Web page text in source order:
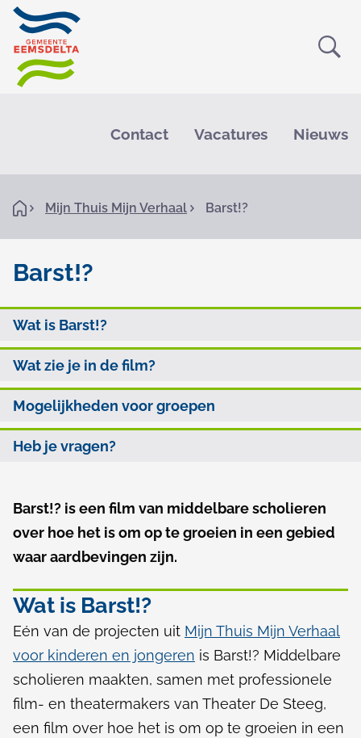
op
Contact Vacatures Nieuws
K
u
i
m
e
l
p
a
d
H
o
m
Mijn Thuis Mijn Verhaal Barst!?
Barst!?
B
s
t
O
p
z
g
Wat is Barst!?
Wat zie je in de film?
Mogelijkheden voor groepen
Heb je vragen?
A
m
Barst!? is een film van middelbare scholieren
over hoe het is om op te groeien in een gebied
waar aardbevingen zijn.
Wat is Barst!?
Eén van de projecten uit Mijn Thuis Mijn Verhaal
voor kinderen en jongeren is Barst!? Middelbare
scholieren maakten, samen met professionele
film- en theatermakers van Theater De Steeg,
een film over hoe het is om op te groeien in een